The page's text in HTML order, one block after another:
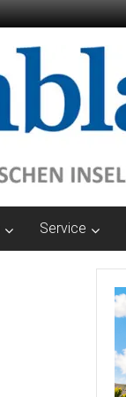
Service